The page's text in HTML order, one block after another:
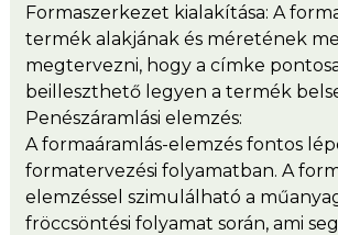
Formaszerkezet kialakítása: A
termék alakjának és méretének
megtervezni, hogy a címke
beilleszthető legyen a termék
Penészáramlási elemzés:
A formaáramlás-elemzés fontos
formatervezési folyamatban. A
elemzéssel szimulálható a
fröccsöntési folyamat során, ami